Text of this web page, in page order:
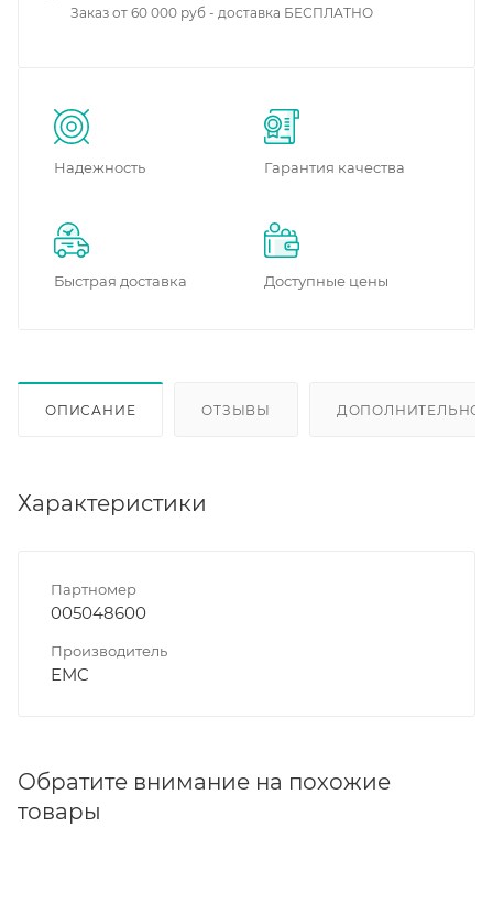
Заказ от 60 000 руб - доставка БЕСПЛАТНО
Надежность Гарантия качества
Быстрая доставка Доступные цены
ОПИСАНИЕ ОТЗЫВЫ ДОПОЛНИТЕЛЬНО
Характеристики
Партномер
005048600
Производитель
EMC
Обратите внимание на похожие
товары